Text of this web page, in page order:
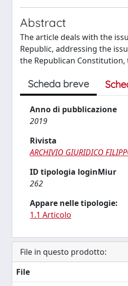
Abstract
The article deals with the
Republic, addressing the
the Republican
Scheda breve
Anno di pubblicazione
2019
Rivista
ARCHIVIO GIURIDICO
ID tipologia loginMiur
262
Appare nelle tipologie:
1.1 Articolo
File in questo prodotto:
File